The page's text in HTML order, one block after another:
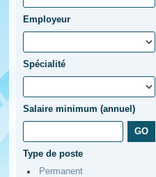
Employeur
Spécialité
Salaire minimum (annuel)
Type de poste
Permanent